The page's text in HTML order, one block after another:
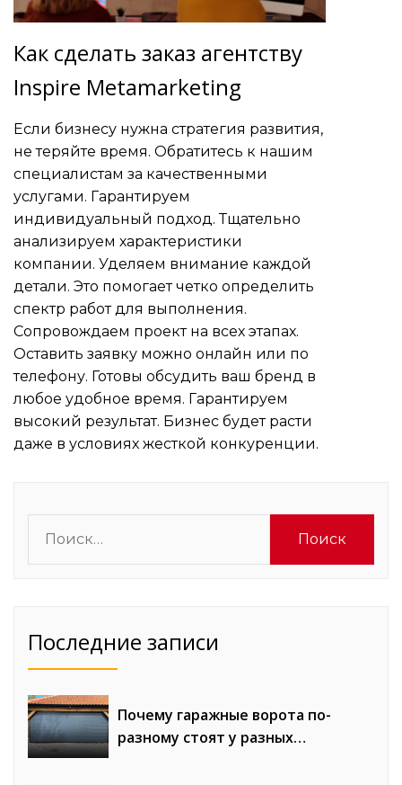
Как сделать заказ агентству
Inspire Metamarketing
Если бизнесу нужна стратегия развития,
не теряйте время. Обратитесь к нашим
специалистам за качественными
услугами. Гарантируем
индивидуальный подход. Тщательно
анализируем характеристики
компании. Уделяем внимание каждой
детали. Это помогает четко определить
спектр работ для выполнения.
Сопровождаем проект на всех этапах.
Оставить заявку можно онлайн или по
телефону. Готовы обсудить ваш бренд в
любое удобное время. Гарантируем
высокий результат. Бизнес будет расти
даже в условиях жесткой конкуренции.
Последние записи
Почему гаражные ворота по-
разному стоят у разных